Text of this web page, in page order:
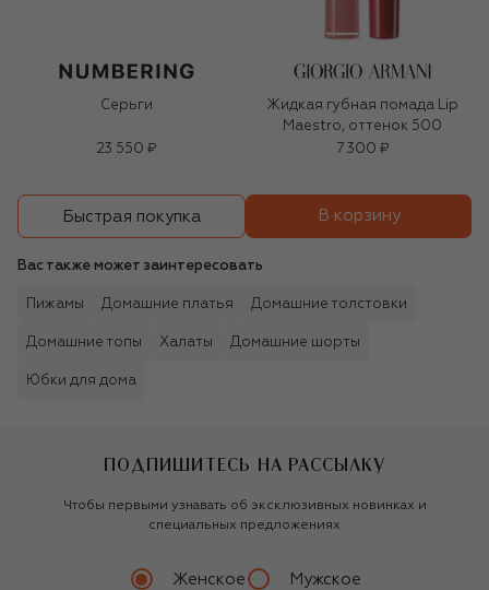
Серьги
23 550 ₽
Жидкая губная помада Lip
Maestro, оттенок 500
7 300 ₽
Быстрая покупка В корзину
Вас также может заинтересовать
Пижамы Домашние платья Домашние толстовки
Домашние топы Халаты Домашние шорты
Юбки для дома
ПОДПИШИТЕСЬ НА РАССЫЛКУ
Чтобы первыми узнавать об эксклюзивных новинках и
специальных предложениях
Женское Мужское